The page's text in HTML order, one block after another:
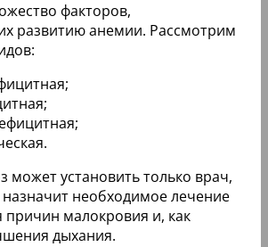
факторов,
развитию анемии. Рассмотрим
может установить только врач,
необходимое лечение
причин малокровия и, как
дыхания.